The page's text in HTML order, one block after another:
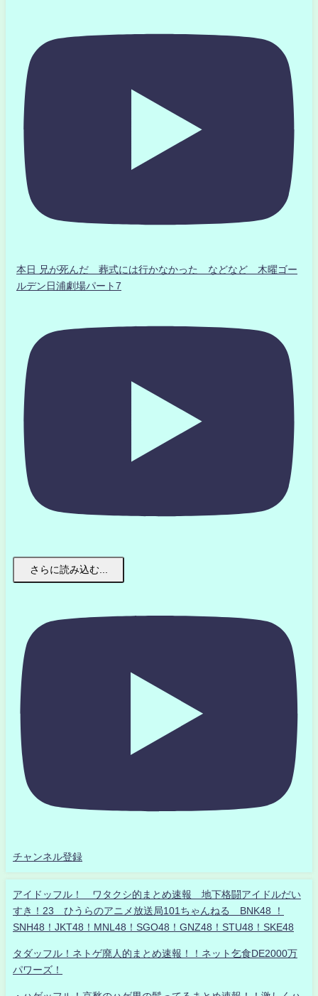
本日 兄が死んだ 葬式には行かなかった などなど 木曜ゴー
ルデン日浦劇場パート7
さらに読み込む...
チャンネル登録
アイドッフル！ ワタクシ的まとめ速報 地下格闘アイドルだい
すき！23 ひうらのアニメ放送局101ちゃんねる BNK48 ！
SNH48！JKT48！MNL48！SGO48！GNZ48！STU48！SKE48
タダッフル！ネトゲ廃人的まとめ速報！！ネット乞食DE2000万
パワーズ！